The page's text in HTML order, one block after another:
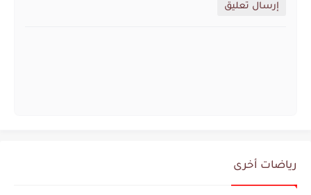
إرسال تعليق
رياضات أخرى